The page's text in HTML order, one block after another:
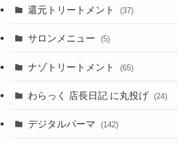
還元トリートメント (37)
サロンメニュー (5)
ナゾトリートメント (65)
わらっく 店長日記 に丸投げ (24)
デジタルパーマ (142)